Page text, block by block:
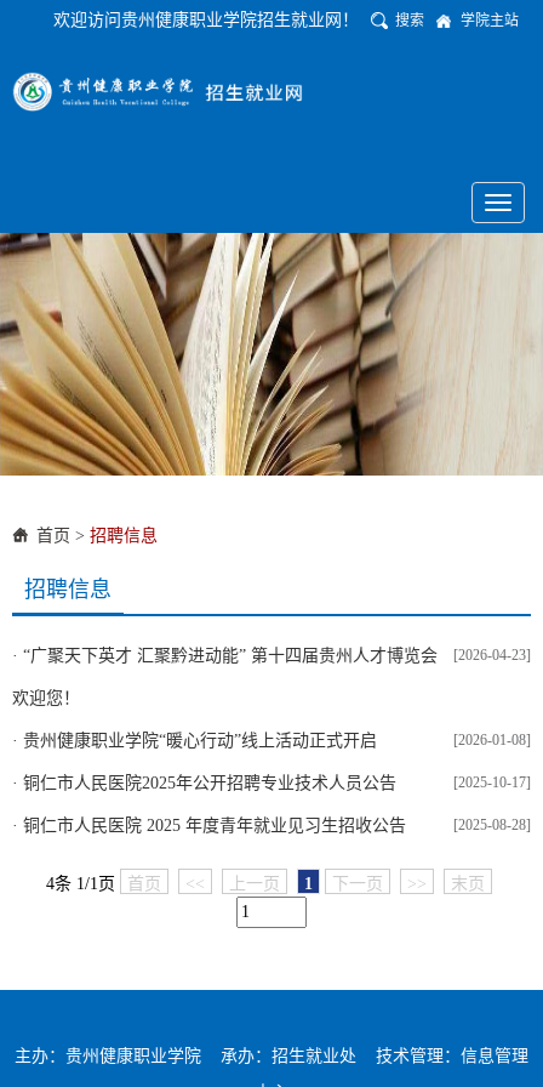
欢迎访问贵州健康职业学院招生就业网！ 搜索 学院主站
Toggle
首页 > 招聘信息
招聘信息
[2026-04-23]
· “广聚天下英才 汇聚黔进动能” 第十四届贵州人才博览会
欢迎您！
[2026-01-08]
· 贵州健康职业学院“暖心行动”线上活动正式开启
[2025-10-17]
· 铜仁市人民医院2025年公开招聘专业技术人员公告
[2025-08-28]
· 铜仁市人民医院 2025 年度青年就业见习生招收公告
4条 1/1页 首页 << 上一页 1 下一页 >> 末页
主办：贵州健康职业学院 承办：招生就业处 技术管理：信息管理